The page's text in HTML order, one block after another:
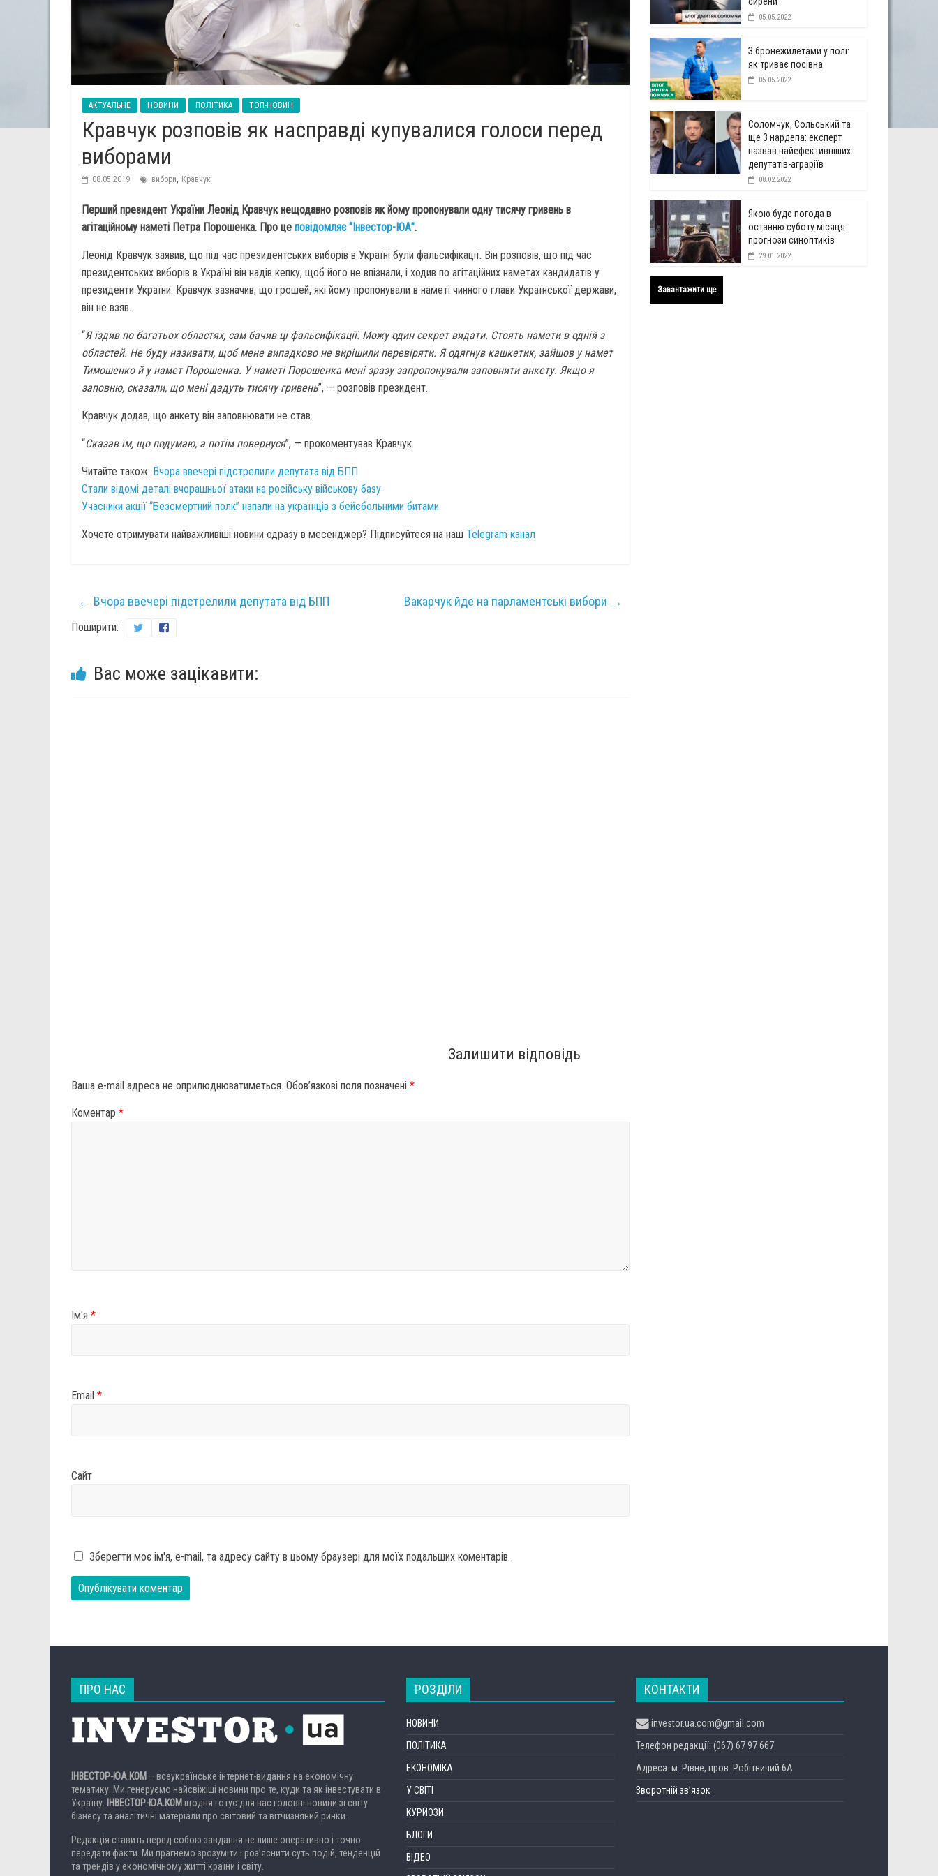
АКТУАЛЬНЕ НОВИНИ ПОЛІТИКА ТОП-НОВИН
Кравчук розповів як насправді купувалися голоси перед
виборами
08.05.2019 вибори, Кравчук
Перший президент України Леонід Кравчук нещодавно розповів як йому пропонували одну тисячу гривень в
агітаційному наметі Петра Порошенка. Про це повідомляє “Інвестор-ЮА”.
Леонід Кравчук заявив, що під час президентських виборів в Україні були фальсифікації. Він розповів, що під час
президентських виборів в Україні він надів кепку, щоб його не впізнали, і ходив по агітаційних наметах кандидатів у
президенти України. Кравчук зазначив, що грошей, які йому пропонували в наметі чинного глави Української держави,
він не взяв.
“Я їздив по багатьох областях, сам бачив ці фальсифікації. Можу один секрет видати. Стоять намети в одній з
областей. Не буду називати, щоб мене випадково не вирішили перевіряти. Я одягнув кашкетик, зайшов у намет
Тимошенко й у намет Порошенка. У наметі Порошенка мені зразу запропонували заповнити анкету. Якщо я
заповню, сказали, що мені дадуть тисячу гривень”, — розповів президент.
Кравчук додав, що анкету він заповнювати не став.
“Сказав їм, що подумаю, а потім повернуся”, — прокоментував Кравчук.
Читайте також: Вчора ввечері підстрелили депутата від БПП
Стали відомі деталі вчорашньої атаки на російську військову базу
Учасники акції “Безсмертний полк” напали на українців з бейсбольними битами
Хочете отримувати найважливіші новини одразу в месенджер? Підписуйтеся на наш Telegram канал
← Вчора ввечері підстрелили депутата від БПП Вакарчук йде на парламентські вибори →
Поширити:
Вас може зацікавити:
Залишити відповідь
Ваша e-mail адреса не оприлюднюватиметься. Обов’язкові поля позначені *
Коментар *
Ім'я *
Email *
Сайт
Зберегти моє ім'я, e-mail, та адресу сайту в цьому браузері для моїх подальших коментарів.
05.05.2022
З бронежилетами у полі:
як триває посівна
05.05.2022
Соломчук, Сольський та
ще 3 нардепа: експерт
назвав найефективніших
депутатів-аграріїв
08.02.2022
Якою буде погода в
останню суботу місяця:
прогнози синоптиків
29.01.2022
Завантажити ще
ПРО НАС
ІНВЕСТОР-ЮА.КОМ – всеукраїнське інтернет-видання на економічну
тематику. Ми генеруємо найсвіжіші новини про те, куди та як інвестувати в
Україну. ІНВЕСТОР-ЮА.КОМ щодня готує для вас головні новини зі світу
бізнесу та аналітичні матеріали про світовий та вітчизняний ринки.
Редакція ставить перед собою завдання не лише оперативно і точно
передати факти. Ми прагнемо зрозуміти і роз’яснити суть подій, тенденцій
та трендів у економічному житті країни і світу.
РОЗДІЛИ
НОВИНИ
ПОЛІТИКА
ЕКОНОМІКА
У СВІТІ
КУРЙОЗИ
БЛОГИ
ВІДЕО
КОНТАКТИ
investor.ua.com@gmail.com
Телефон редакції: (067) 67 97 667
Адреса: м. Рівне, пров. Робітничий 6А
Зворотній зв’язок